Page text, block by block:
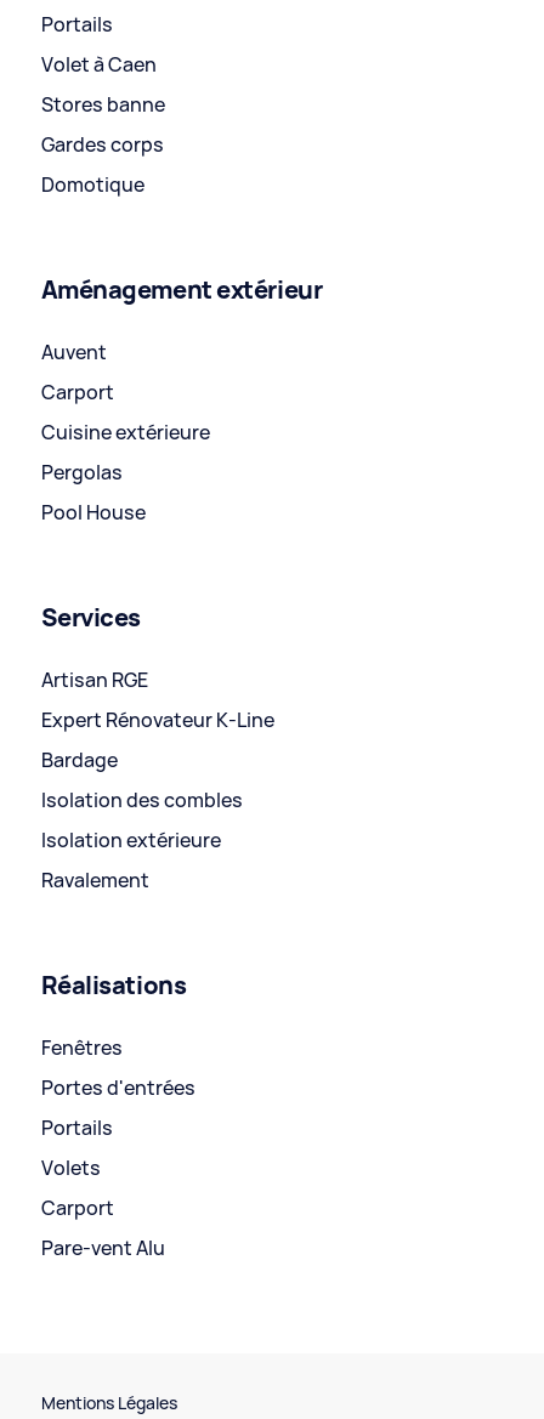
Portails
Volet à Caen
Stores banne
Gardes corps
Domotique
Aménagement extérieur
Auvent
Carport
Cuisine extérieure
Pergolas
Pool House
Services
Artisan RGE
Expert Rénovateur K-Line
Bardage
Isolation des combles
Isolation extérieure
Ravalement
Réalisations
Fenêtres
Portes d'entrées
Portails
Volets
Carport
Pare-vent Alu
Mentions Légales